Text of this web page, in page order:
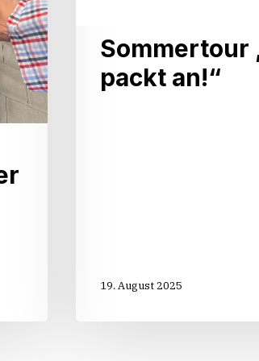
Sommertour
packt an!“
19. August 2025